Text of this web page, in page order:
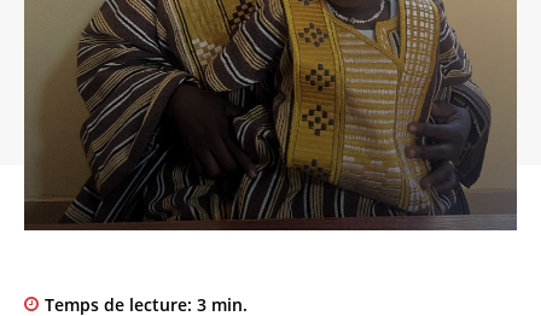
Temps de lecture: 3 min.